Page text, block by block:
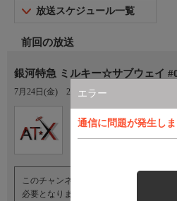
エラー
通信に問題が発生し
放送スケジュール一覧
前回の放送
銀河特急 ミルキー☆サブウェイ
7月24日(金) 20:00〜20:30
アニメシアターX（
このチャンネルのご視聴には、オプショ
必要となります。